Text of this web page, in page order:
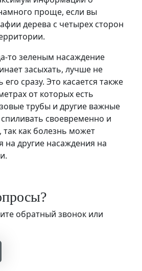
проще, если вы
дерева с четырех сторон
то зеленым насаждение
засыхать, лучше не
сразу. Это касается также
от которых есть
трубы и другие важные
своевременно и
как болезнь может
на другие насаждения на
обратный звонок или